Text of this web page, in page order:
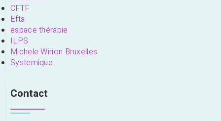
CFTF
Efta
espace thérapie
ILPS
Michele Wirion Bruxelles
Systemique
Contact